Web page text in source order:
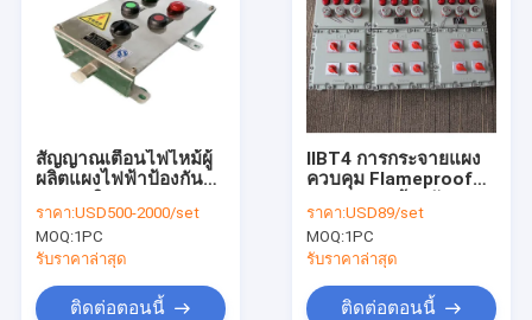
สัญญาณเตือนไฟไหม้ผู้
ผลิตแผงไฟฟ้าป้องกัน
316SS
ราคา:USD500-2000/set
MOQ:1PC
รับราคาล่าสุด
ติดต่อตอนนี้
IIBT4 การกระจายแผง
ควบคุม Flameproof
ระเบิดด้วยเปลวไฟ
ราคา:USD89/set
MOQ:1PC
รับราคาล่าสุด
ติดต่อตอนนี้